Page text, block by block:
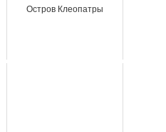
Остров Клеопатры